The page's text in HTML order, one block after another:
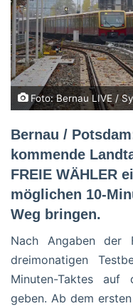
Foto: Bernau LIVE /
Bernau /
kommende
FREIE WÄHLER
möglichen 10-
Weg bringen.
Nach Angaben der
dreimonatigen
Minuten-Taktes
geben. Ab dem